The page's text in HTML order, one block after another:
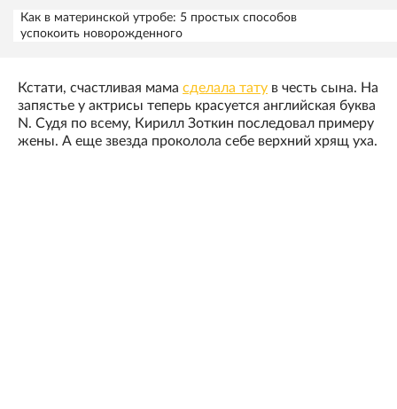
Как в материнской утробе: 5 простых способов
успокоить новорожденного
Кстати, счастливая мама сделала тату в честь сына. На
запястье у актрисы теперь красуется английская буква
N. Судя по всему, Кирилл Зоткин последовал примеру
жены. А еще звезда проколола себе верхний хрящ уха.